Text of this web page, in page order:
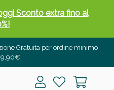
Gratuita per ordine minimo
Sconto extra fino al